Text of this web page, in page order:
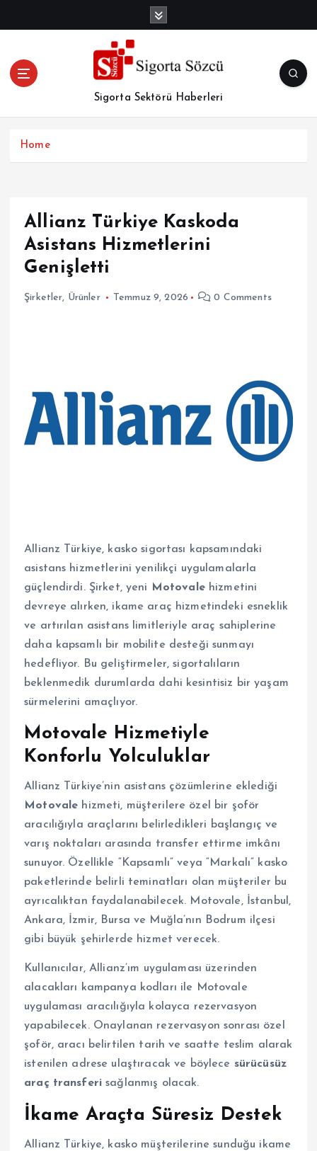
Sigorta Sektörü Haberleri
Home
Allianz Türkiye Kaskoda
Asistans Hizmetlerini
Genişletti
Şirketler, Ürünler Temmuz 9, 2026 0 Comments
Allianz Türkiye, kasko sigortası kapsamındaki
asistans hizmetlerini yenilikçi uygulamalarla
güçlendirdi. Şirket, yeni
Motovalehizmetini
devreye alırken, ikame araç hizmetindeki esneklik
ve artırılan asistans limitleriyle araç sahiplerine
daha kapsamlı bir mobilite desteği sunmayı
hedefliyor. Bu geliştirmeler, sigortalıların
beklenmedik durumlarda dahi kesintisiz bir yaşam
sürmelerini amaçlıyor.
Motovale Hizmetiyle
Konforlu Yolculuklar
Allianz Türkiye’nin asistans çözümlerine eklediği
Motovale hizmeti, müşterilere özel bir şoför
aracılığıyla araçlarını belirledikleri başlangıç ve
varış noktaları arasında transfer ettirme imkânı
sunuyor. Özellikle “Kapsamlı” veya “Markalı” kasko
paketlerinde belirli teminatları olan müşteriler bu
ayrıcalıktan faydalanabilecek. Motovale, İstanbul,
Ankara, İzmir, Bursa ve Muğla’nın Bodrum ilçesi
gibi büyük şehirlerde hizmet verecek.
Kullanıcılar, Allianz’ım uygulaması üzerinden
alacakları kampanya kodları ile Motovale
uygulaması aracılığıyla kolayca rezervasyon
yapabilecek. Onaylanan rezervasyon sonrası özel
şoför, aracı belirtilen tarih ve saatte teslim alarak
istenilen adrese ulaştıracak ve böylece sürücüsüz
araç transferi sağlanmış olacak.
İkame Araçta Süresiz Destek
Allianz Türkiye, kasko müşterilerine sunduğu ikame